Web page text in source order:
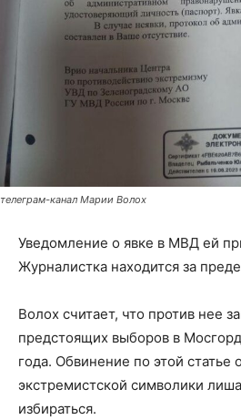
телеграм-канал Марии Волох
Уведомление о явке в МВД ей
Журналистка находится за
Волох считает, что против нее
предстоящих выборов в
года. Обвинение по этой статье
экстремистской символики
избираться.